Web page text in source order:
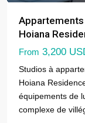
Appartements
Hoiana
From 3,200
Studios à
Hoiana
équipements de
complexe de